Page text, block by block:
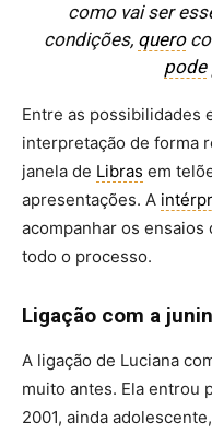
como vai ser
condições, quero
pode
Entre as possibilidades
interpretação de forma
janela de Libras em
apresentações. A
acompanhar os
todo o processo.
Ligação com a
A ligação de Luciana
muito antes. Ela entrou
2001, ainda